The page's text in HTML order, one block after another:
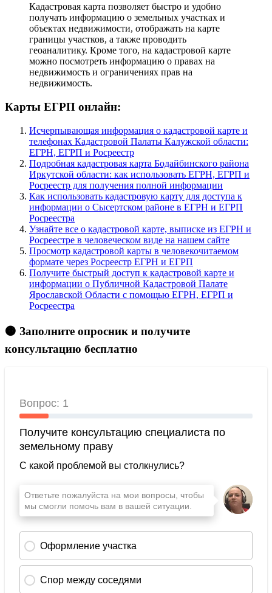
Кадастровая карта позволяет быстро и удобно
получать информацию о земельных участках и
объектах недвижимости, отображать на карте
границы участков, а также проводить
геоаналитику. Кроме того, на кадастровой карте
можно посмотреть информацию о правах на
недвижимость и ограничениях прав на
недвижимость.
Карты ЕГРП онлайн:
Исчерпывающая информация о кадастровой карте и
телефонах Кадастровой Палаты Калужской области:
ЕГРН, ЕГРП и Росреестр
Подробная кадастровая карта Бодайбинского района
Иркутской области: как использовать ЕГРН, ЕГРП и
Росреестр для получения полной информации
Как использовать кадастровую карту для доступа к
информации о Сысертском районе в ЕГРН и ЕГРП
Росреестра
Узнайте все о кадастровой карте, выписке из ЕГРН и
Росреестре в человеческом виде на нашем сайте
Просмотр кадастровой карты в человекочитаемом
формате через Росреестр ЕГРН и ЕГРП
Получите быстрый доступ к кадастровой карте и
информации о Публичной Кадастровой Палате
Ярославской Области с помощью ЕГРН, ЕГРП и
Росреестра
🟠 Заполните опросник и получите
консультацию бесплатно